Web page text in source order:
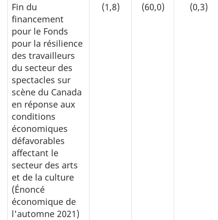
Fin du
financement
pour le Fonds
pour la résilience
des travailleurs
du secteur des
spectacles sur
scène du Canada
en réponse aux
conditions
économiques
défavorables
affectant le
secteur des arts
et de la culture
(Énoncé
économique de
l'automne 2021)
(1,8) (60,0) (0,3)